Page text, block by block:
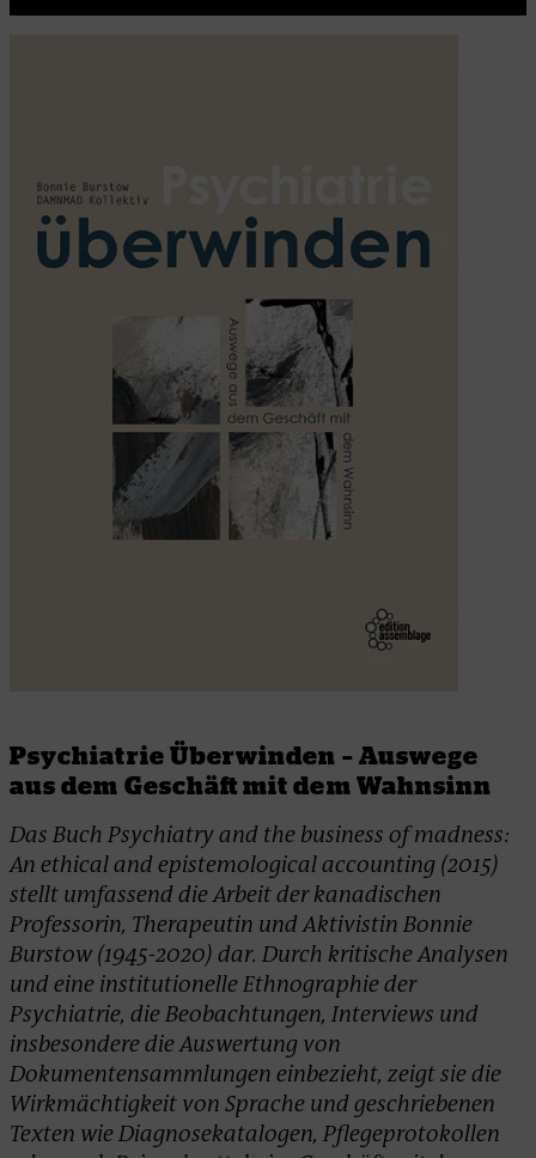
Psychiatrie Überwinden – Auswege
aus dem Geschäft mit dem Wahnsinn
Das Buch Psychiatry and the business of madness:
An ethical and epistemological accounting (2015)
stellt umfassend die Arbeit der kanadischen
Professorin, Therapeutin und Aktivistin Bonnie
Burstow (1945-2020) dar. Durch kritische Analysen
und eine institutionelle Ethnographie der
Psychiatrie, die Beobachtungen, Interviews und
insbesondere die Auswertung von
Dokumentensammlungen einbezieht, zeigt sie die
Wirkmächtigkeit von Sprache und geschriebenen
Texten wie Diagnosekatalogen, Pflegeprotokollen